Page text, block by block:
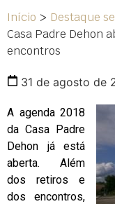
Início > Destaque
Casa Padre Dehon
encontros
31 de agosto de
A agenda 2018
da Casa Padre
Dehon já está
aberta. Além
dos retiros e
dos encontros,